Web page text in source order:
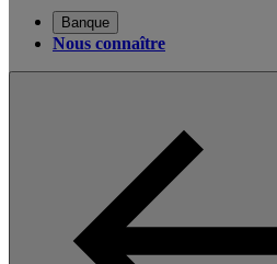
Banque
Nous connaître